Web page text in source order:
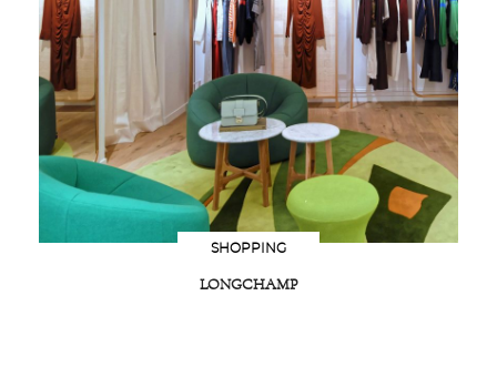
SHOPPING
LONGCHAMP